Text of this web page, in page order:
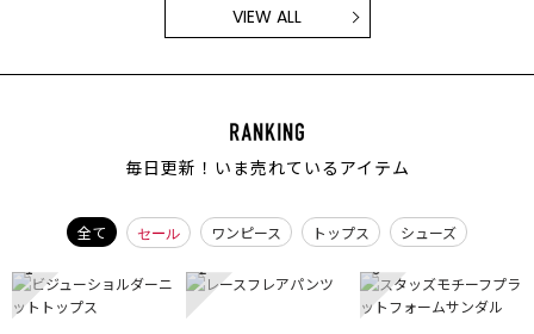
VIEW ALL
毎日更新！いま売れているアイテム
全て セール ワンピース トップス シューズ
1 2 3